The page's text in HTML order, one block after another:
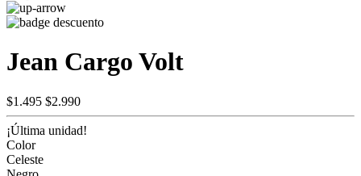
Jean Cargo Volt
$1.495 $2.990
¡Última unidad!
Color
Celeste